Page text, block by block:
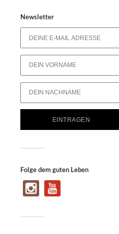
Newsletter
Folge dem guten Leben